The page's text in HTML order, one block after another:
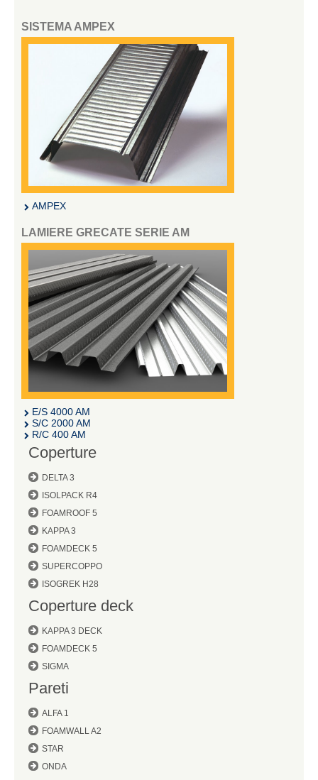
SISTEMA AMPEX
AMPEX
LAMIERE GRECATE SERIE AM
E/S 4000 AM
S/C 2000 AM
R/C 400 AM
Coperture
DELTA 3
ISOLPACK R4
FOAMROOF 5
KAPPA 3
FOAMDECK 5
SUPERCOPPO
ISOGREK H28
Coperture deck
KAPPA 3 DECK
FOAMDECK 5
SIGMA
Pareti
ALFA 1
FOAMWALL A2
STAR
ONDA